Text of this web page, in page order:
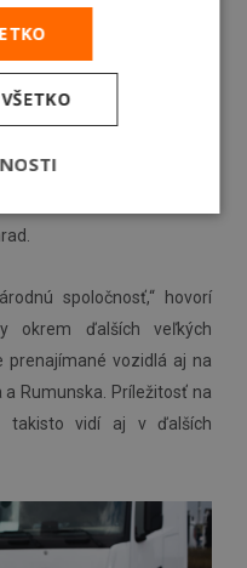
spoločnosť VIARENT,
Na slovenský trh
franšízového partnera
prenajať v Senci,
spoločnosť,“ hovorí
okrem ďalších veľkých
prenajímané vozidlá aj na
a Rumunska. Príležitosť na
takisto vidí aj v ďalších